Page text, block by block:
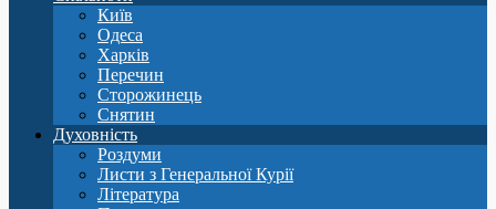
Київ
Одеса
Харків
Перечин
Сторожинець
Снятин
Духовність
Роздуми
Листи з Генеральної Курії
Література